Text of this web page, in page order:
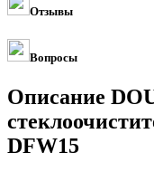
Отзывы
Вопросы
Описание
DFW15